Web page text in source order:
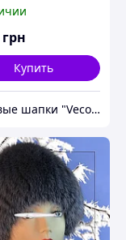
с песцом
грн
Купить
Меховые шапки "Vecons"